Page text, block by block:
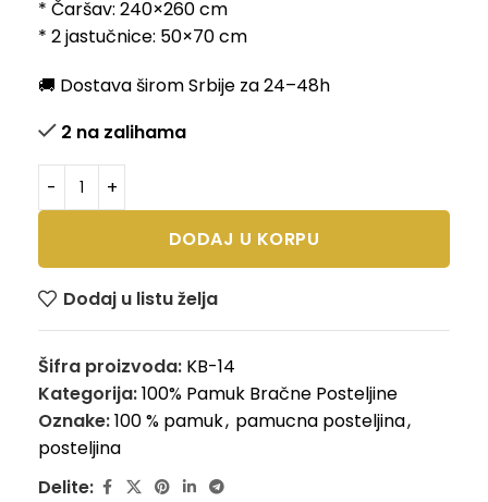
* Čaršav: 240×260 cm
* 2 jastučnice: 50×70 cm
🚚 Dostava širom Srbije za 24–48h
2 na zalihama
DODAJ U KORPU
Dodaj u listu želja
Šifra proizvoda: KB-14
Kategorija:100% Pamuk Bračne Posteljine
Oznake:100 % pamuk, pamucna posteljina,
posteljina
Delite: